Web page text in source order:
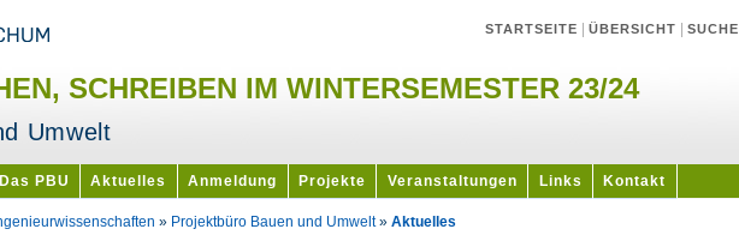
STARTSEITE ÜBERSICHT SUCHE
SCHREIBEN IM WINTERSEMESTER 23/24
Umwelt
Das PBU Aktuelles Anmeldung Projekte Veranstaltungen Links Kontakt
» Projektbüro Bauen und Umwelt» Aktuelles